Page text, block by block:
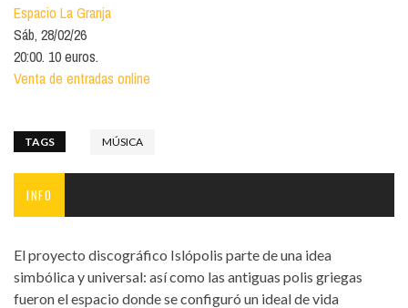
Espacio La Granja
Sáb, 28/02/26
20:00. 10 euros.
Venta de entradas online
TAGS MÚSICA
INFO
El proyecto discográfico Islópolis parte de una idea
simbólica y universal: así como las antiguas polis griegas
fueron el espacio donde se configuró un ideal de vida